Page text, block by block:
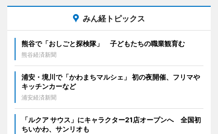
みん経トピックス
熊谷で「おしごと探検隊」 子どもたちの職業観育む
熊谷経済新聞
浦安・境川で「かわまちマルシェ」 初の夜開催、フリマや
キッチンカーなど
浦安経済新聞
「ルクア サウス」にキャラクター21店オープンへ 全国初
ちいかわ、サンリオも